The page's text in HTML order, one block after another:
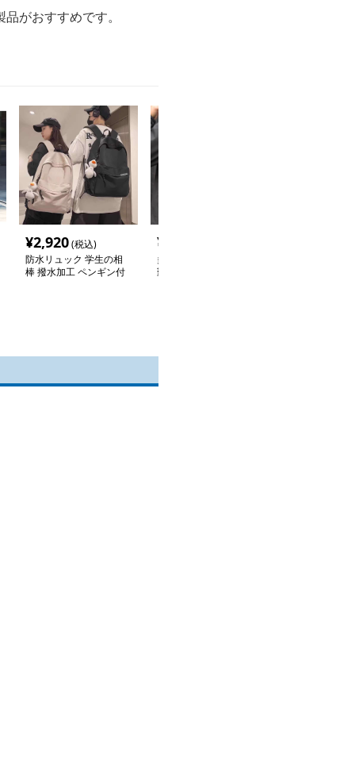
がおすすめです。
¥2,920(税込)
防水リュック 学生の相
棒 撥水加工 ペンギン付
¥
多機能防水リュック 通
勤快適バッグ